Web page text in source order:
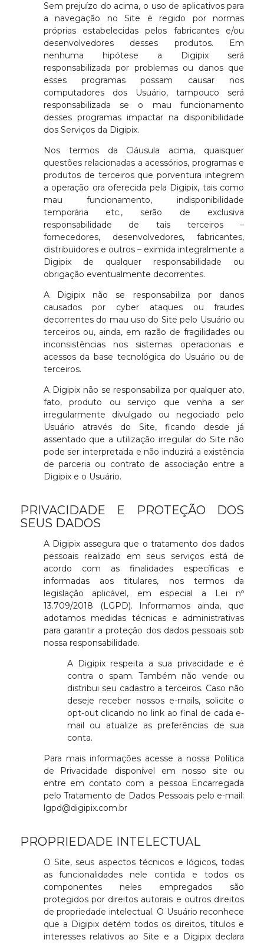
Sem prejuízo do acima, o uso de aplicativos para
a navegação no Site é regido por normas
próprias estabelecidas pelos fabricantes e/ou
desenvolvedores desses produtos. Em
nenhuma hipótese a Digipix será
responsabilizada por problemas ou danos que
esses programas possam causar nos
computadores dos Usuário, tampouco será
responsabilizada se o mau funcionamento
desses programas impactar na disponibilidade
dos Serviços da Digipix.
Nos termos da Cláusula acima, quaisquer
questões relacionadas a acessórios, programas e
produtos de terceiros que porventura integrem
a operação ora oferecida pela Digipix, tais como
mau funcionamento, indisponibilidade
temporária etc., serão de exclusiva
responsabilidade de tais terceiros –
fornecedores, desenvolvedores, fabricantes,
distribuidores e outros – eximida integralmente a
Digipix de qualquer responsabilidade ou
obrigação eventualmente decorrentes.
A Digipix não se responsabiliza por danos
causados por cyber ataques ou fraudes
decorrentes do mau uso do Site pelo Usuário ou
terceiros ou, ainda, em razão de fragilidades ou
inconsistências nos sistemas operacionais e
acessos da base tecnológica do Usuário ou de
terceiros.
A Digipix não se responsabiliza por qualquer ato,
fato, produto ou serviço que venha a ser
irregularmente divulgado ou negociado pelo
Usuário através do Site, ficando desde já
assentado que a utilização irregular do Site não
pode ser interpretada e não induzirá a existência
de parceria ou contrato de associação entre a
Digipix e o Usuário.
PRIVACIDADE E PROTEÇÃO DOS
SEUS DADOS
A Digipix assegura que o tratamento dos dados
pessoais realizado em seus serviços está de
acordo com as finalidades específicas e
informadas aos titulares, nos termos da
legislação aplicável, em especial a Lei nº
13.709/2018 (LGPD). Informamos ainda, que
adotamos medidas técnicas e administrativas
para garantir a proteção dos dados pessoais sob
nossa responsabilidade.
A Digipix respeita a sua privacidade e é
contra o spam. Também não vende ou
distribui seu cadastro a terceiros. Caso não
deseje receber nossos e-mails, solicite o
opt-out clicando no link ao final de cada e-
mail ou atualize as preferências de sua
conta.
Para mais informações acesse a nossa Política
de Privacidade disponível em nosso site ou
entre em contato com a pessoa Encarregada
pelo Tratamento de Dados Pessoais pelo e-mail:
lgpd@digipix.com.br
PROPRIEDADE INTELECTUAL
O Site, seus aspectos técnicos e lógicos, todas
as funcionalidades nele contida e todos os
componentes neles empregados são
protegidos por direitos autorais e outros direitos
de propriedade intelectual. O Usuário reconhece
que a Digipix detém todos os direitos, títulos e
interesses relativos ao Site e a Digipix declara